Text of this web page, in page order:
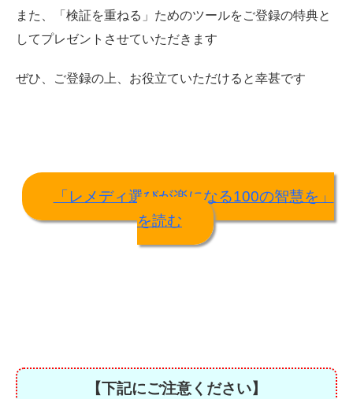
また、「検証を重ねる」ためのツールをご登録の特典と
してプレゼントさせていただきます
ぜひ、ご登録の上、お役立ていただけると幸甚です
「レメディ選びが楽になる100の智慧を」
を読む
【下記にご注意ください】